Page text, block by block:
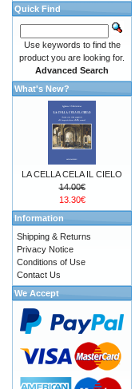
Quick Find
Use keywords to find the
product you are looking for.
Advanced Search
What's New?
LA CELLA CELA IL CIELO
14.00€
13.30€
Information
Shipping & Returns
Privacy Notice
Conditions of Use
Contact Us
We Accept